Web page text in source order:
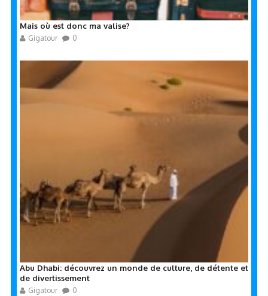
Mais où est donc ma valise?
Gigatour 0
Abu Dhabi: découvrez un monde de culture, de détente et
de divertissement
Gigatour 0